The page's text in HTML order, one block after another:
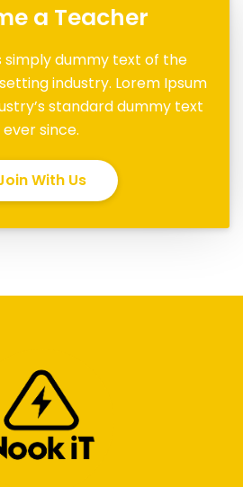
a Teacher
simply dummy text of the
industry. Lorem Ipsum
standard dummy text
ever since.
With Us